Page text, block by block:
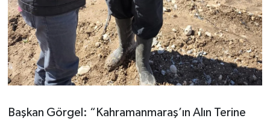
Başkan Görgel: “Kahramanmaraş’ın Alın Terine